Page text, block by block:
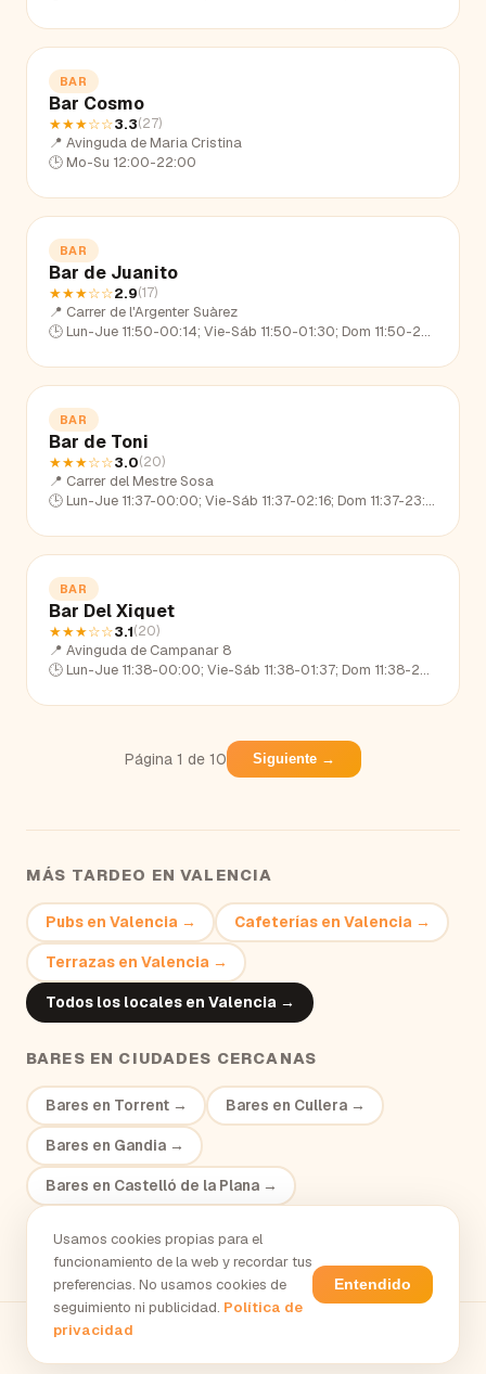
BAR
Bar Cosmo
★★★☆☆3.3(27)
📍 Avinguda de Maria Cristina
🕒 Mo-Su 12:00-22:00
BAR
Bar de Juanito
★★★☆☆2.9(17)
📍 Carrer de l'Argenter Suàrez
🕒 Lun-Jue 11:50-00:14; Vie-Sáb 11:50-01:30; Dom 11:50-23:27
BAR
Bar de Toni
★★★☆☆3.0(20)
📍 Carrer del Mestre Sosa
🕒 Lun-Jue 11:37-00:00; Vie-Sáb 11:37-02:16; Dom 11:37-23:18
BAR
Bar Del Xiquet
★★★☆☆3.1(20)
📍 Avinguda de Campanar 8
🕒 Lun-Jue 11:38-00:00; Vie-Sáb 11:38-01:37; Dom 11:38-22:39
Página 1 de 10 Siguiente →
MÁS TARDEO ENVALENCIA
Pubsen Valencia → Cafeteríasen Valencia →
Terrazasen Valencia →
Todos los locales en Valencia →
BARES EN CIUDADES CERCANAS
Bares en Torrent→ Bares en Cullera→
Bares en Gandia→
Bares en Castelló de la Plana→
Usamos cookies propias para el
funcionamiento de la web y recordar tus
preferencias. No usamos cookies de
seguimiento ni publicidad. Política de
privacidad
Entendido